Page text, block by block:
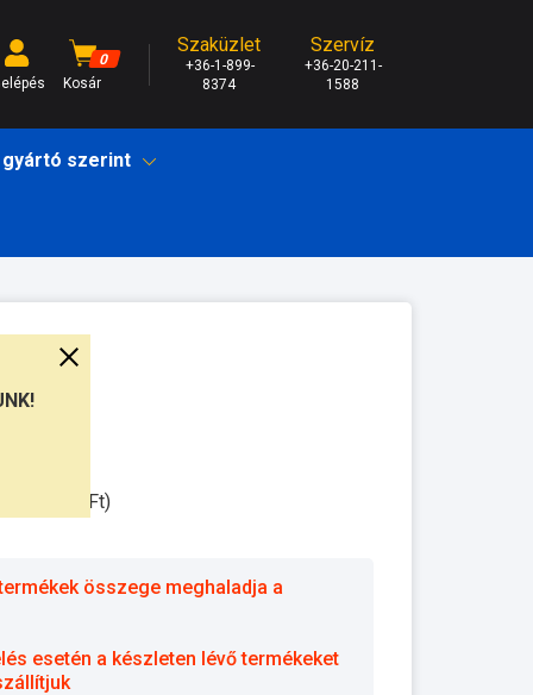
0
Kosár
Szaküzlet
+36-1-899-
8374
Szervíz
+36-20-211-
1588
szerint
3.500Ft)
összege meghaladja a
esetén a készleten lévő termékeket